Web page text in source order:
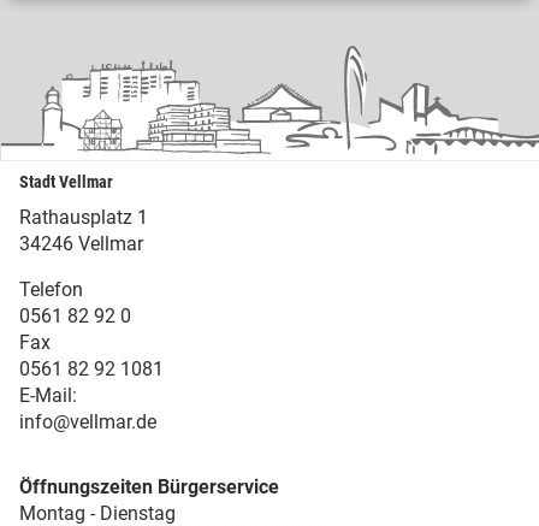
Stadt Vellmar
Rathausplatz 1
34246 Vellmar
Telefon
0561 82 92 0
Fax
0561 82 92 1081
E-Mail:
info@vellmar.de
Öffnungszeiten Bürgerservice
Montag - Dienstag